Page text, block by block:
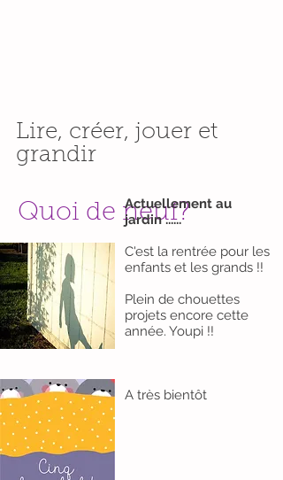
Lire, créer, jouer et
grandir
Quoi de neuf?
Actuellement au
jardin ......
C'est la rentrée pour les
enfants et les grands !!
Plein de chouettes
projets encore cette
année. Youpi !!
A très bientôt